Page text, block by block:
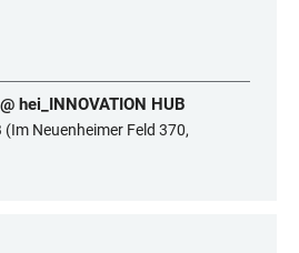
hei_INNOVATION HUB
(Im Neuenheimer Feld 370,